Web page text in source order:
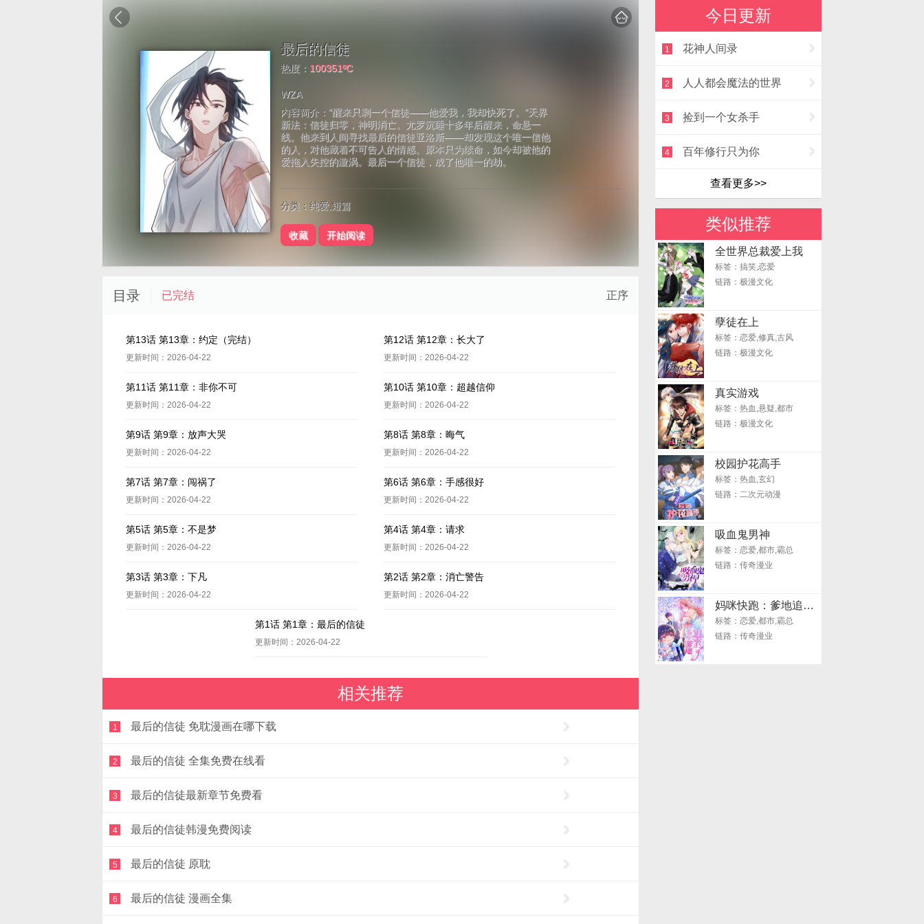
最后的信徒
热度： 100351ºC
WZA
内容简介： “醒来只剩一个信徒——他爱我，我却快死了。”天界
新法：信徒归零，神明消亡。尤罗沉睡十多年后醒来，命悬一
线。他来到人间寻找最后的信徒亚洛斯——却发现这个唯一信他
的人，对他藏着不可告人的情感。原本只为续命，如今却被他的
爱拖入失控的漩涡。最后一个信徒，成了他唯一的劫。
分类：纯爱,短篇
收藏 开始阅读
目录 已完结 正序
第13话 第13章：约定（完结）
更新时间：2026-04-22
第12话 第12章：长大了
更新时间：2026-04-22
第11话 第11章：非你不可
更新时间：2026-04-22
第10话 第10章：超越信仰
更新时间：2026-04-22
第9话 第9章：放声大哭
更新时间：2026-04-22
第8话 第8章：晦气
更新时间：2026-04-22
第7话 第7章：闯祸了
更新时间：2026-04-22
第6话 第6章：手感很好
更新时间：2026-04-22
第5话 第5章：不是梦
更新时间：2026-04-22
第4话 第4章：请求
更新时间：2026-04-22
第3话 第3章：下凡
更新时间：2026-04-22
第2话 第2章：消亡警告
更新时间：2026-04-22
第1话 第1章：最后的信徒
更新时间：2026-04-22
相关推荐
1 最后的信徒 免耽漫画在哪下载
2 最后的信徒 全集免费在线看
3 最后的信徒最新章节免费看
4 最后的信徒韩漫免费阅读
5 最后的信徒 原耽
6 最后的信徒 漫画全集
今日更新
1 花神人间录
2 人人都会魔法的世界
3 捡到一个女杀手
4 百年修行只为你
查看更多>>
类似推荐
全世界总裁爱上我
标签：搞笑,恋爱
链路：极漫文化
孽徒在上
标签：恋爱,修真,古风
链路：极漫文化
真实游戏
标签：热血,悬疑,都市
链路：极漫文化
校园护花高手
标签：热血,玄幻
链路：二次元动漫
吸血鬼男神
标签：恋爱,都市,霸总
链路：传奇漫业
妈咪快跑：爹地追来了
标签：恋爱,都市,霸总
链路：传奇漫业